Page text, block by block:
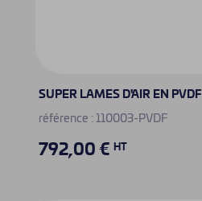
SUPER LAMES D'AIR EN PVDF
référence : 110003-PVDF
792,00 € HT